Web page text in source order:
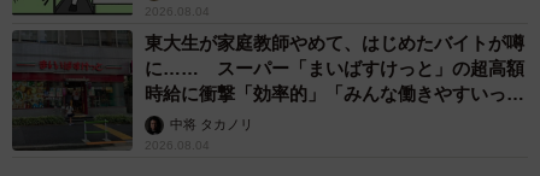
個人用のYouTubeアカウントを所有している人は47.7％
で、そのうちが10.1％の人が「YouTubeへの動画投稿を収
入源のひとつにしている」と回答。また、YouTubeへの動
画投稿で収入を得ている人に「YouTubeパートナープログ
2026.08.04
東大生が家庭教師やめて、はじめたバイトが噂
に…… スーパー「まいばすけっと」の超高額
時給に衝撃「効率的」「みんな働きやすいって
言ってる」
中将 タカノリ
2026.08.04